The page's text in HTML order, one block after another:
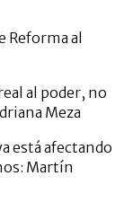
Reforma al
al poder, no
Meza
está afectando
Martín